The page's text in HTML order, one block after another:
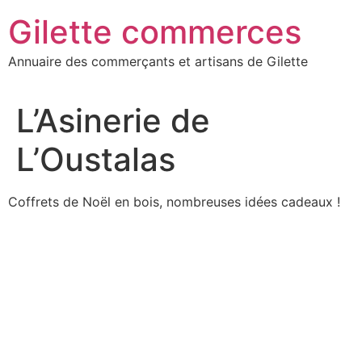
au
contenu
Gilette commerces
Annuaire des commerçants et artisans de Gilette
L’Asinerie de
L’Oustalas
Coffrets de Noël en bois, nombreuses idées cadeaux !